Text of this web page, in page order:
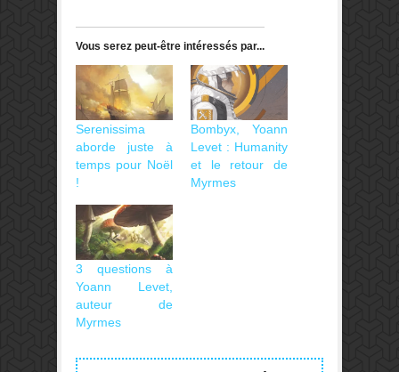
Vous serez peut-être intéressés par...
Serenissima
aborde juste à
temps pour Noël
!
Bombyx, Yoann
Levet : Humanity
et le retour de
Myrmes
3 questions à
Yoann Levet,
auteur de
Myrmes